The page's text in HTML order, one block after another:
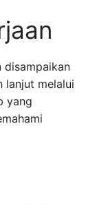
disampaikan
lanjut melalui
yang